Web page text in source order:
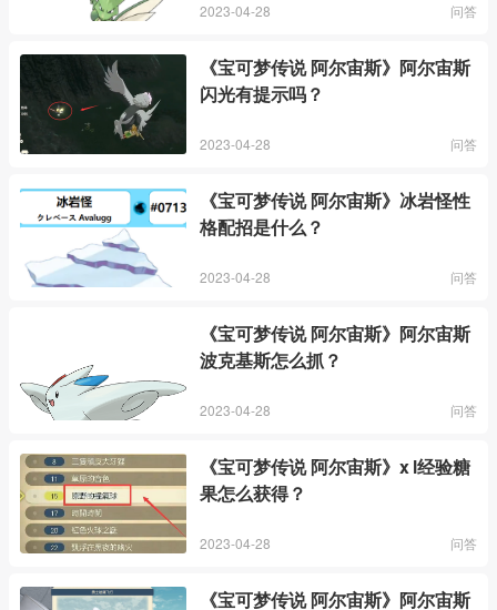
2023-04-28 问答
《宝可梦传说 阿尔宙斯》阿尔宙斯
闪光有提示吗？
2023-04-28 问答
《宝可梦传说 阿尔宙斯》冰岩怪性
格配招是什么？
2023-04-28 问答
《宝可梦传说 阿尔宙斯》阿尔宙斯
波克基斯怎么抓？
2023-04-28 问答
《宝可梦传说 阿尔宙斯》x l经验糖
果怎么获得？
2023-04-28 问答
《宝可梦传说 阿尔宙斯》阿尔宙斯